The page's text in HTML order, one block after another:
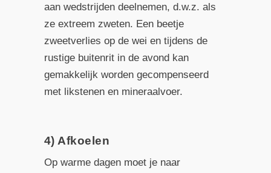
aan wedstrijden deelnemen, d.w.z. als
ze extreem zweten. Een beetje
zweetverlies op de wei en tijdens de
rustige buitenrit in de avond kan
gemakkelijk worden gecompenseerd
met likstenen en mineraalvoer.
4) Afkoelen
Op warme dagen moet je naar